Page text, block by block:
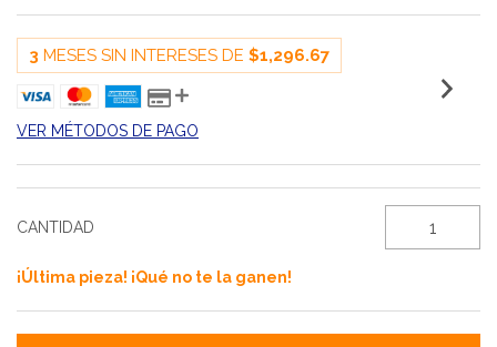
3 MESES SIN INTERESES DE $1,296.67
VER MÉTODOS DE PAGO
CANTIDAD
¡Última pieza! ¡Qué no te la ganen!